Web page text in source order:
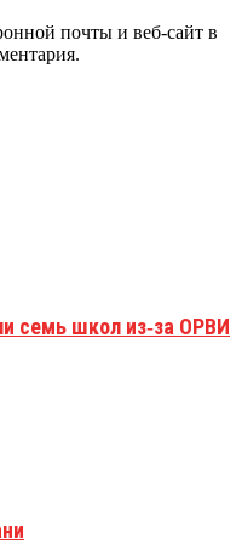
почты и веб-сайт в
семь школ из‑за ОРВИ